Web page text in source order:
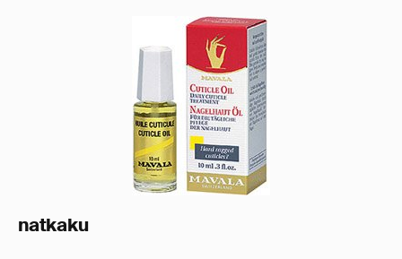
natkaku